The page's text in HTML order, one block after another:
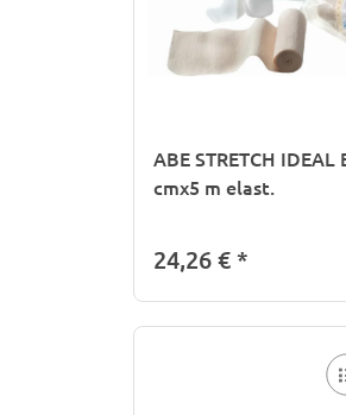
ABE STRETCH IDEAL
cmx5 m elast.
24,26 €*